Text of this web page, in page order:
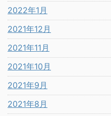
2022年1月
2021年12月
2021年11月
2021年10月
2021年9月
2021年8月